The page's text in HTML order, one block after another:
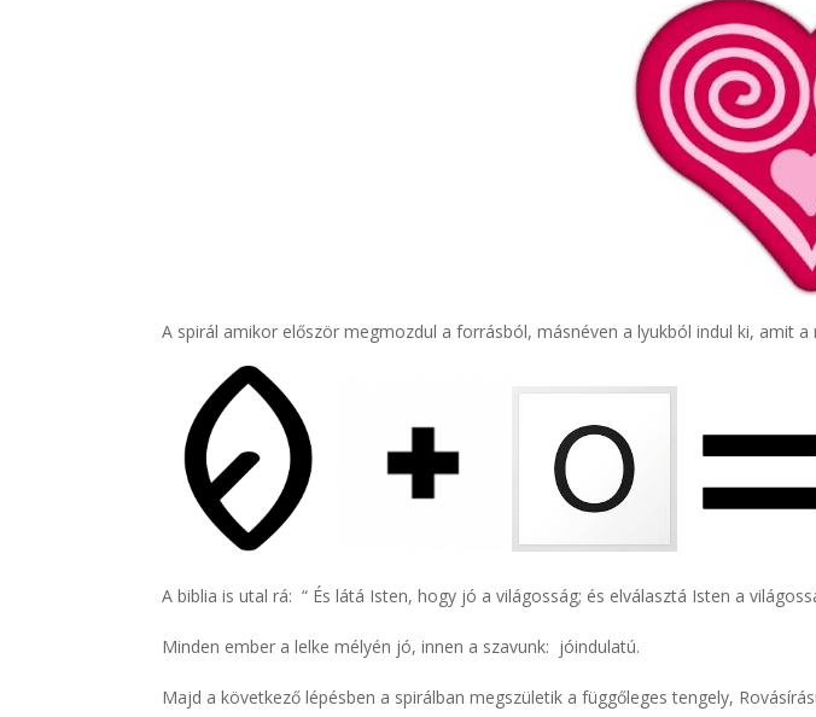
A spirál amikor először megmozdul a forrásból, másnéven a lyukból indul ki, amit
A biblia is utal rá: “ És látá Isten, hogy jó a világosság; és elválasztá Isten a
Minden ember a lelke mélyén jó, innen a szavunk: jóindulatú.
Majd a következő lépésben a spirálban megszületik a függőleges tengely,